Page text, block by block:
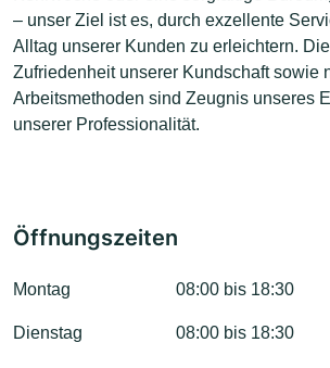
– unser Ziel ist es, durch exzellente
Alltag unserer Kunden zu erleichtern.
Zufriedenheit unserer Kundschaft sowie
Arbeitsmethoden sind Zeugnis unseres
unserer Professionalität.
Öffnungszeiten
Montag 08:00 bis 18:30
Dienstag 08:00 bis 18:30